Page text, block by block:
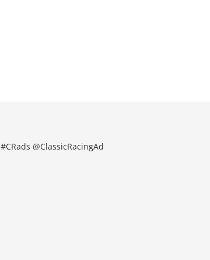
#CRads @ClassicRacingAd